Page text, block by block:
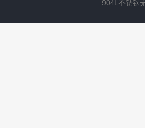
904L不锈钢